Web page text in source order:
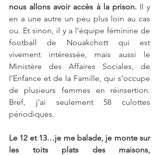
nous allons avoir accès à la prison. Il y
en a une autre un peu plus loin au cas
ou. Et sinon, il y a l’équipe féminine de
football de Nouakchott qui est
vivement intéressée, mais aussi le
Ministère des Affaires Sociales, de
l’Enfance et de la Famille, qui s’occupe
de plusieurs femmes en réinsertion.
Bref, j’ai seulement 58 culottes
périodiques.
Le 12 et 13…je me balade, je monte sur
les toits plats des maisons,